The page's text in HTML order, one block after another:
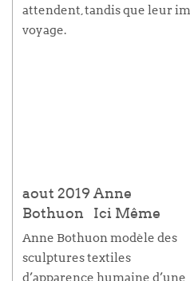
attendent, tandis que leur
voyage.
aout 2019 Anne
Bothuon Ici Même
Anne Bothuon modèle des
sculptures textiles
d’apparence humaine d’une